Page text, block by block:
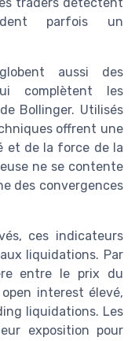
parfois un
aussi des
complètent les
Bollinger. Utilisés
offrent une
et de la force de la
ne se contente
des convergences
ces indicateurs
liquidations. Par
entre le prix du
interest élevé,
liquidations. Les
exposition pour